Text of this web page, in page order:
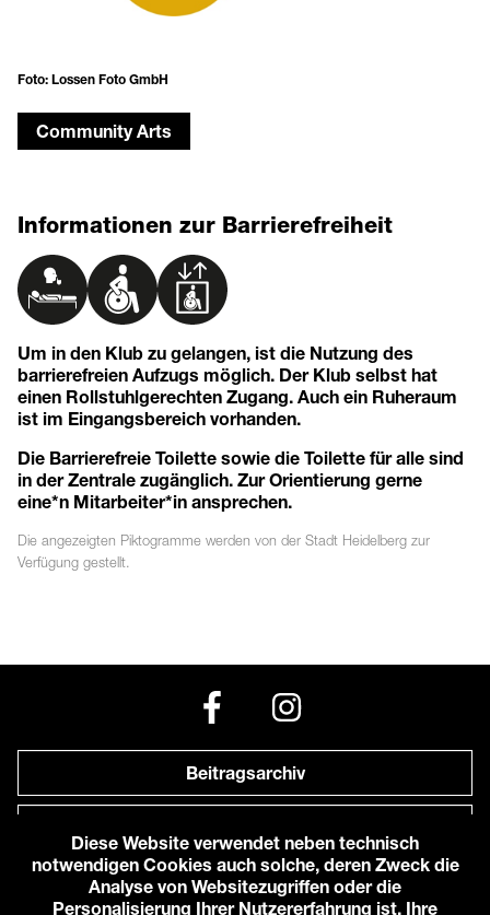
Foto: Lossen Foto GmbH
Community Arts
Informationen zur Barrierefreiheit
Um in den Klub zu gelangen, ist die Nutzung des
barrierefreien Aufzugs möglich. Der Klub selbst hat
einen Rollstuhlgerechten Zugang. Auch ein Ruheraum
ist im Eingangsbereich vorhanden.
Die Barrierefreie Toilette sowie die Toilette für alle sind
in der Zentrale zugänglich. Zur Orientierung gerne
eine*n Mitarbeiter*in ansprechen.
Die angezeigten Piktogramme werden von der Stadt Heidelberg zur
Verfügung gestellt.
Beitragsarchiv
Anfahrt zu uns
Diese Website verwendet neben technisch
notwendigen Cookies auch solche, deren Zweck die
Analyse von Websitezugriffen oder die
Personalisierung Ihrer Nutzererfahrung ist. Ihre